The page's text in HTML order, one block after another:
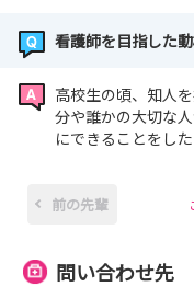
看護師を目指した
高校生の頃、知人
分や誰かの大切な
にできることをし
前の先輩
問い合わせ先